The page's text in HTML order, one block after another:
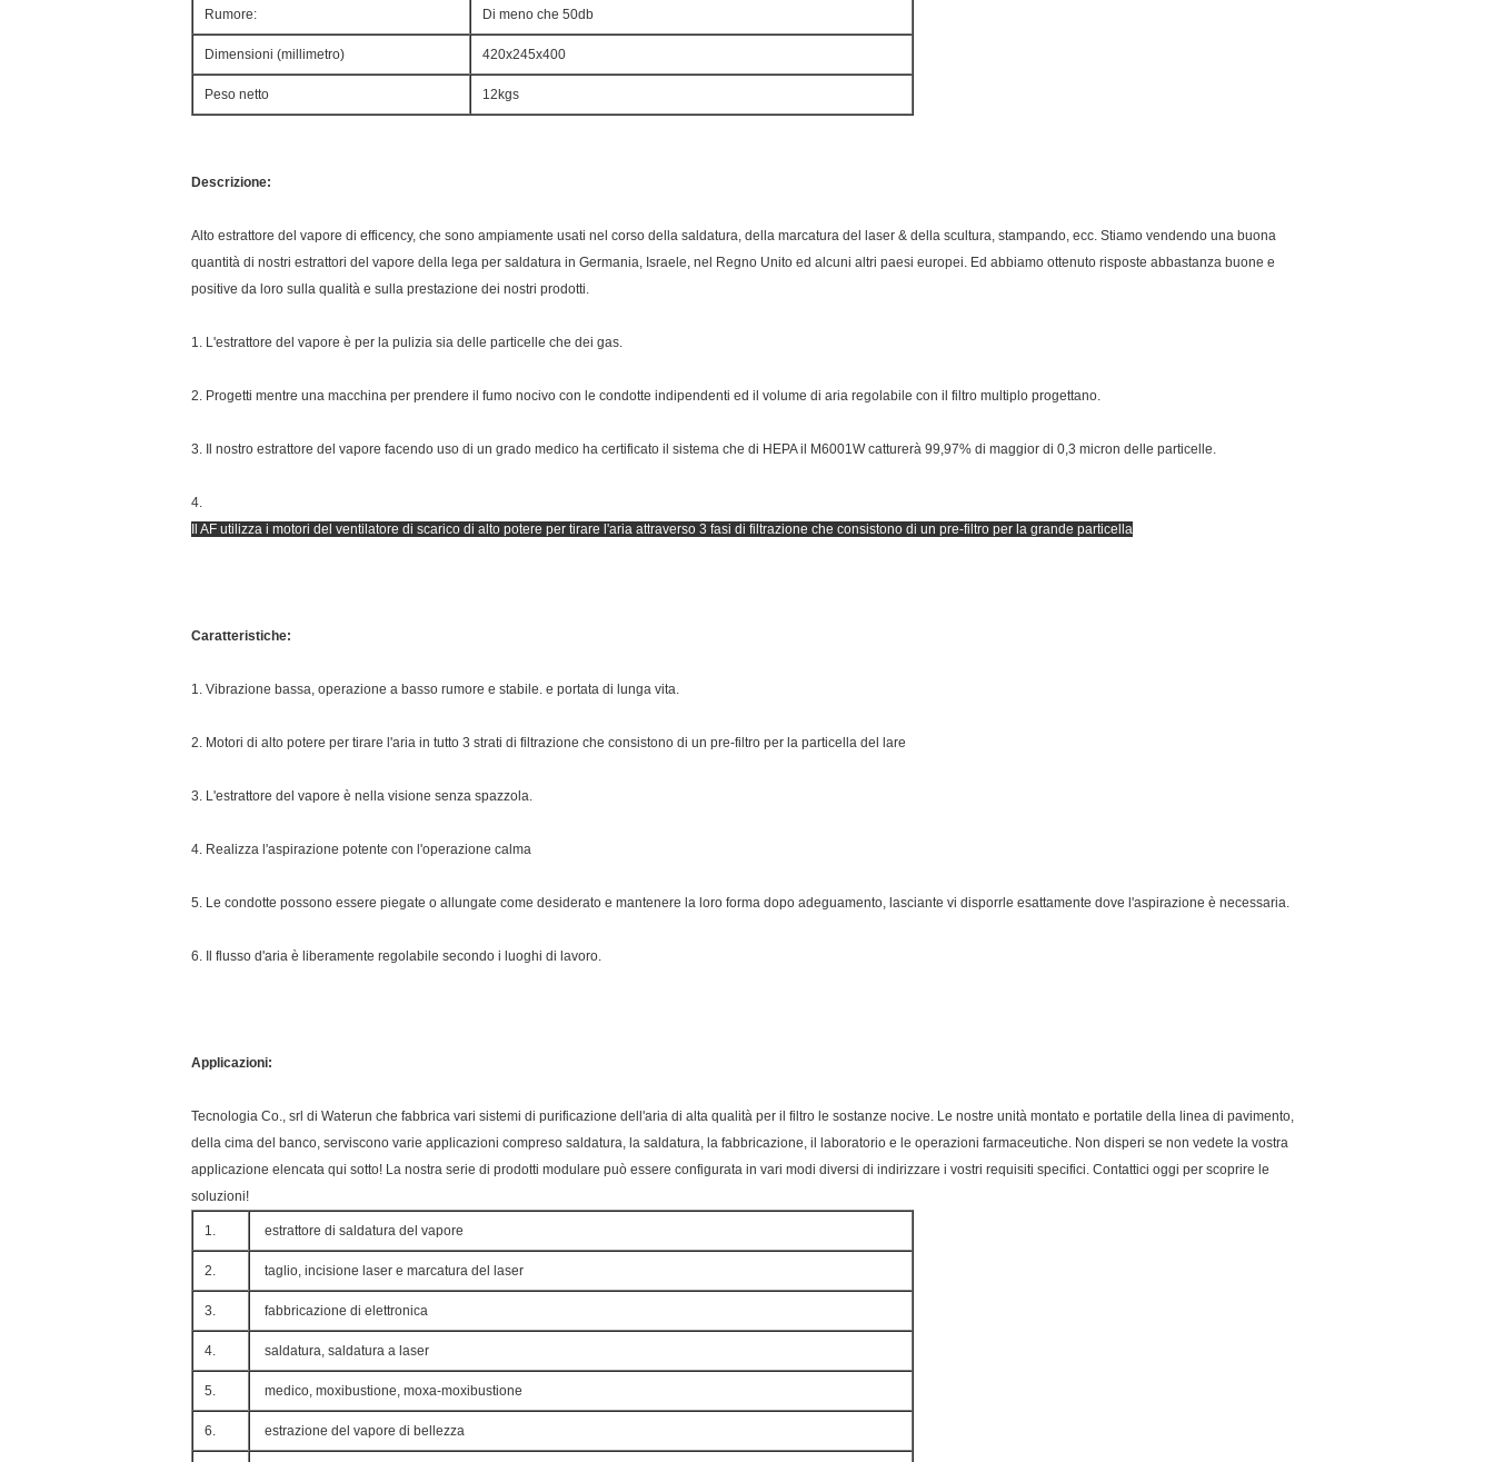
Rumore: Di meno che 50db
Dimensioni (millimetro) 420x245x400
Peso netto 12kgs
Descrizione:
Alto estrattore del vapore di efficency, che sono ampiamente usati nel corso della saldatura, della marcatura del laser & della scultura, stampando, ecc. Stiamo vendendo una buona
quantità di nostri estrattori del vapore della lega per saldatura in Germania, Israele, nel Regno Unito ed alcuni altri paesi europei. Ed abbiamo ottenuto risposte abbastanza buone e
positive da loro sulla qualità e sulla prestazione dei nostri prodotti.
1. L'estrattore del vapore è per la pulizia sia delle particelle che dei gas.
2. Progetti mentre una macchina per prendere il fumo nocivo con le condotte indipendenti ed il volume di aria regolabile con il filtro multiplo progettano.
3. Il nostro estrattore del vapore facendo uso di un grado medico ha certificato il sistema che di HEPA il M6001W catturerà 99,97% di maggior di 0,3 micron delle particelle.
4.
Il AF utilizza i motori del ventilatore di scarico di alto potere per tirare l'aria attraverso 3 fasi di filtrazione che consistono di un pre-filtro per la grande particella
Caratteristiche:
1. Vibrazione bassa, operazione a basso rumore e stabile. e portata di lunga vita.
2. Motori di alto potere per tirare l'aria in tutto 3 strati di filtrazione che consistono di un pre-filtro per la particella del lare
3. L'estrattore del vapore è nella visione senza spazzola.
4. Realizza l'aspirazione potente con l'operazione calma
5. Le condotte possono essere piegate o allungate come desiderato e mantenere la loro forma dopo adeguamento, lasciante vi disporrle esattamente dove l'aspirazione è necessaria.
6. Il flusso d'aria è liberamente regolabile secondo i luoghi di lavoro.
Applicazioni:
Tecnologia Co., srl di Waterun che fabbrica vari sistemi di purificazione dell'aria di alta qualità per il filtro le sostanze nocive. Le nostre unità montato e portatile della linea di pavimento,
della cima del banco, serviscono varie applicazioni compreso saldatura, la saldatura, la fabbricazione, il laboratorio e le operazioni farmaceutiche. Non disperi se non vedete la vostra
applicazione elencata qui sotto! La nostra serie di prodotti modulare può essere configurata in vari modi diversi di indirizzare i vostri requisiti specifici. Contattici oggi per scoprire le
soluzioni!
1. estrattore di saldatura del vapore
2. taglio, incisione laser e marcatura del laser
3. fabbricazione di elettronica
4. saldatura, saldatura a laser
5. medico, moxibustione, moxa-moxibustione
6. estrazione del vapore di bellezza